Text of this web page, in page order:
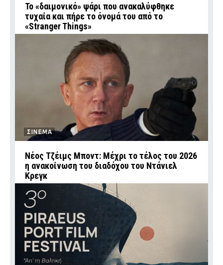
Το «δαιμονικό» ψάρι που ανακαλύφθηκε
τυχαία και πήρε το όνομά του από το
«Stranger Things»
ΣΙΝΕΜΑ
Νέος Τζέιμς Μποντ: Μέχρι το τέλος του 2026
η ανακοίνωση του διαδόχου του Ντάνιελ
Κρεγκ